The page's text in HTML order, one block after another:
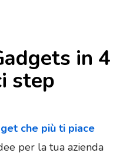
in 4
step
che più ti piace
per la tua azienda